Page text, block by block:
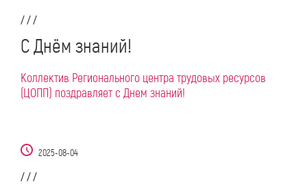
/ / /
С Днём знаний!
Коллектив Регионального центра трудовых ресурсов
(ЦОПП) поздравляет с Днем знаний!
2025-08-04
/ / /